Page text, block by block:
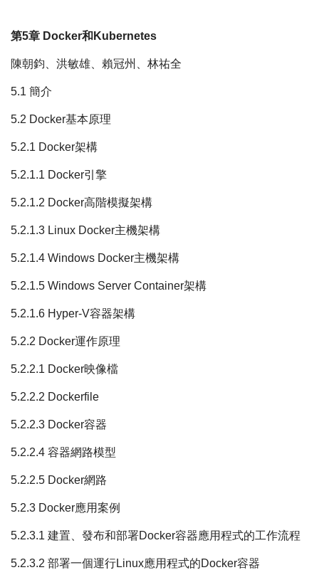
第5章 Docker和Kubernetes
陳朝鈞、洪敏雄、賴冠州、林祐全
5.1 簡介
5.2 Docker基本原理
5.2.1 Docker架構
5.2.1.1 Docker引擎
5.2.1.2 Docker高階模擬架構
5.2.1.3 Linux Docker主機架構
5.2.1.4 Windows Docker主機架構
5.2.1.5 Windows Server Container架構
5.2.1.6 Hyper-V容器架構
5.2.2 Docker運作原理
5.2.2.1 Docker映像檔
5.2.2.2 Dockerfile
5.2.2.3 Docker容器
5.2.2.4 容器網路模型
5.2.2.5 Docker網路
5.2.3 Docker應用案例
5.2.3.1 建置、發布和部署Docker容器應用程式的工作流程
5.2.3.2 部署一個運行Linux應用程式的Docker容器